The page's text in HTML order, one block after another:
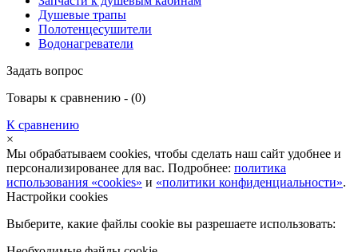
Душевые трапы
Полотенцесушители
Водонагреватели
Задать вопрос
Товары к сравнению - (0)
К сравнению
×
Мы обрабатываем cookies, чтобы сделать наш сайт удобнее и
персонализированее для вас. Подробнее: политика
использования «cookies» и «политики конфиденциальности».
Настройки cookies
Выберите, какие файлы cookie вы разрешаете использовать: